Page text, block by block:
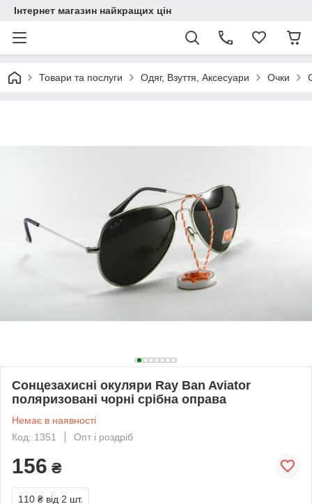
Інтернет магазин найкращих цін
Товари та послуги Одяг, Взуття, Аксесуари Очки
Сонцезахисні окуляри Ray Ban Aviator
поляризовані чорні срібна оправа
Немає в наявності
Код: 1351
Опт і роздріб
156 ₴
110 ₴ від 2 шт.